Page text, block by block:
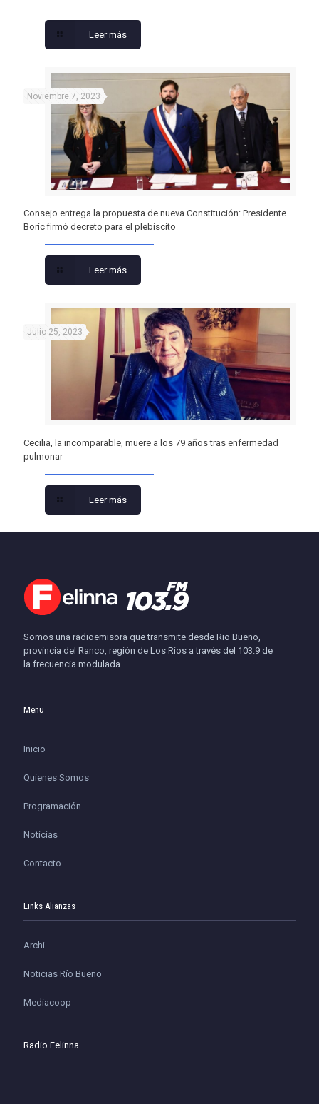
Leer más
Noviembre 7, 2023
Consejo entrega la propuesta de nueva Constitución: Presidente
Boric firmó decreto para el plebiscito
Leer más
Julio 25, 2023
Cecilia, la incomparable, muere a los 79 años tras enfermedad
pulmonar
Leer más
Somos una radioemisora que transmite desde Rio Bueno,
provincia del Ranco, región de Los Ríos a través del 103.9 de
la frecuencia modulada.
Menu
Inicio
Quienes Somos
Programación
Noticias
Contacto
Links Alianzas
Archi
Noticias Río Bueno
Mediacoop
Radio Felinna